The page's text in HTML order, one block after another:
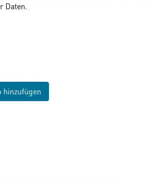
Daten.
hinzufügen